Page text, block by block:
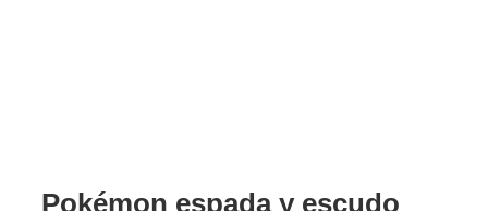
Pokémon espada y escudo